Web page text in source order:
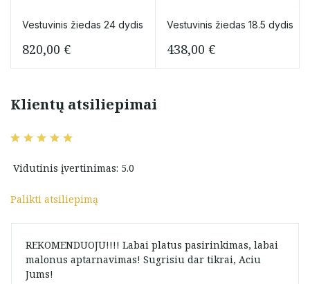
Vestuvinis žiedas 24 dydis
820,00 €
Vestuvinis žiedas 18.5 dydis
438,00 €
Klientų atsiliepimai
Vidutinis įvertinimas: 5.0
Palikti atsiliepimą
REKOMENDUOJU!!!! Labai platus pasirinkimas, labai
malonus aptarnavimas! Sugrisiu dar tikrai, Aciu
Jums!